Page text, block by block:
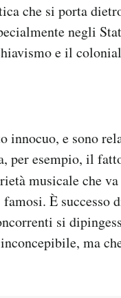
che si porta
negli
e il
innocuo, e sono
per esempio, il
musicale che
È successo
si
ma